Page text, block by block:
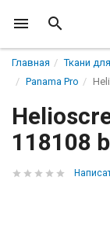
Главная Ткани
Panama Pro
118108